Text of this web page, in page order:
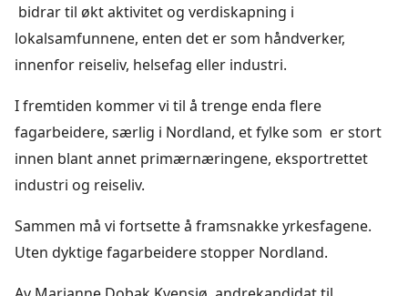
bidrar til økt aktivitet og verdiskapning i
lokalsamfunnene, enten det er som håndverker,
innenfor reiseliv, helsefag eller industri.
I fremtiden kommer vi til å trenge enda flere
fagarbeidere, særlig i Nordland, et fylke som er stort
innen blant annet primærnæringene, eksportrettet
industri og reiseliv.
Sammen må vi fortsette å framsnakke yrkesfagene.
Uten dyktige fagarbeidere stopper Nordland.